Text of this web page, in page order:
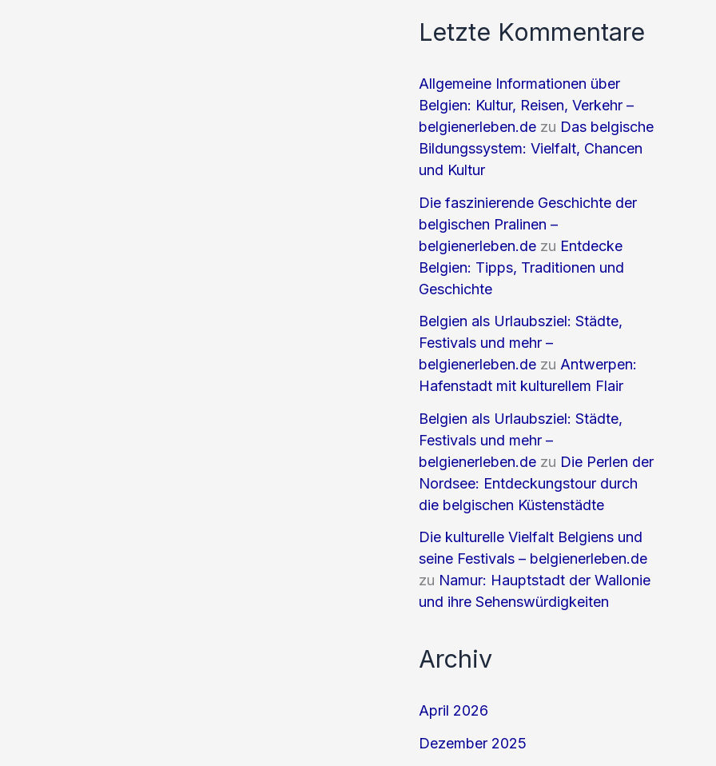
Letzte Kommentare
Allgemeine Informationen über
Belgien: Kultur, Reisen, Verkehr –
belgienerleben.de zu Das belgische
Bildungssystem: Vielfalt, Chancen
und Kultur
Die faszinierende Geschichte der
belgischen Pralinen –
belgienerleben.de zu Entdecke
Belgien: Tipps, Traditionen und
Geschichte
Belgien als Urlaubsziel: Städte,
Festivals und mehr –
belgienerleben.de zu Antwerpen:
Hafenstadt mit kulturellem Flair
Belgien als Urlaubsziel: Städte,
Festivals und mehr –
belgienerleben.de zu Die Perlen der
Nordsee: Entdeckungstour durch
die belgischen Küstenstädte
Die kulturelle Vielfalt Belgiens und
seine Festivals – belgienerleben.de
zu Namur: Hauptstadt der Wallonie
und ihre Sehenswürdigkeiten
Archiv
April 2026
Dezember 2025